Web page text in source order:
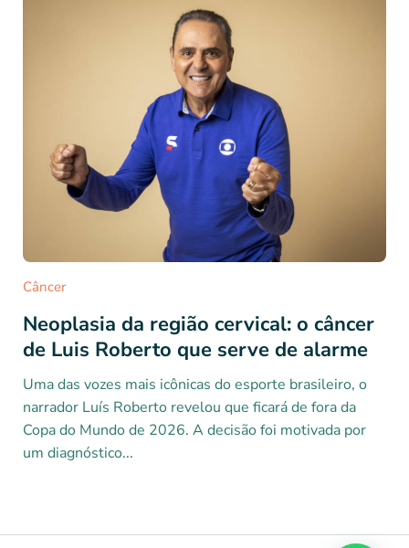
Câncer
Neoplasia da região cervical: o câncer
de Luis Roberto que serve de alarme
Uma das vozes mais icônicas do esporte brasileiro, o
narrador Luís Roberto revelou que ficará de fora da
Copa do Mundo de 2026. A decisão foi motivada por
um diagnóstico...